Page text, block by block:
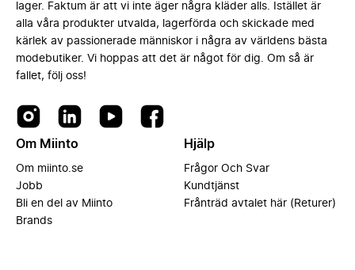
lager. Faktum är att vi inte äger några kläder alls. Istället är
alla våra produkter utvalda, lagerförda och skickade med
kärlek av passionerade människor i några av världens bästa
modebutiker. Vi hoppas att det är något för dig. Om så är
fallet, följ oss!
Om Miinto
Om miinto.se
Jobb
Bli en del av Miinto
Brands
Hjälp
Frågor Och Svar
Kundtjänst
Frånträd avtalet här (Returer)